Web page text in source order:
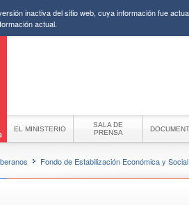
inactiva del sitio web, cuya información fue
actual.
EL MINISTERIO
SALA DE
PRENSA
Fondo de Estabilización Económica y Social